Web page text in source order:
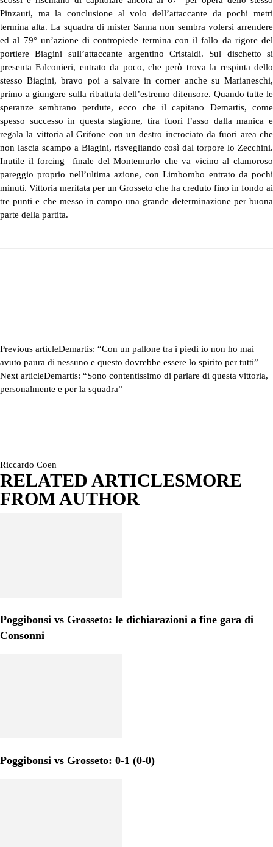
Pinzauti, ma la conclusione al volo dell’attaccante da pochi metri
termina alta. La squadra di mister Sanna non sembra volersi arrendere
ed al 79° un’azione di contropiede termina con il fallo da rigore del
portiere Biagini sull’attaccante argentino Cristaldi. Sul dischetto si
presenta Falconieri, entrato da poco, che però trova la respinta dello
stesso Biagini, bravo poi a salvare in corner anche su Marianeschi,
primo a giungere sulla ribattuta dell’estremo difensore. Quando tutte le
speranze sembrano perdute, ecco che il capitano Demartis, come
spesso successo in questa stagione, tira fuori l’asso dalla manica e
regala la vittoria al Grifone con un destro incrociato da fuori area che
non lascia scampo a Biagini, risvegliando così dal torpore lo Zecchini.
Inutile il forcing finale del Montemurlo che va vicino al clamoroso
pareggio proprio nell’ultima azione, con Limbombo entrato da pochi
minuti. Vittoria meritata per un Grosseto che ha creduto fino in fondo ai
tre punti e che messo in campo una grande determinazione per buona
parte della partita.
Previous articleDemartis: “Con un pallone tra i piedi io non ho mai
avuto paura di nessuno e questo dovrebbe essere lo spirito per tutti”
Next articleDemartis: “Sono contentissimo di parlare di questa vittoria,
personalmente e per la squadra”
Riccardo Coen
RELATED ARTICLESMORE
FROM AUTHOR
Poggibonsi vs Grosseto: le dichiarazioni a fine gara di
Consonni
Poggibonsi vs Grosseto: 0-1 (0-0)